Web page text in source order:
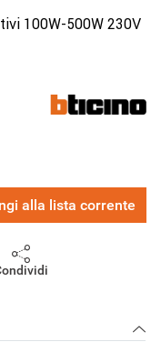
100W-500W 230V
alla lista corrente